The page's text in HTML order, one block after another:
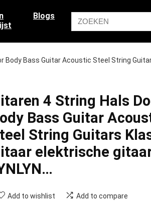
Blogs
Body Bass Guitar Acoustic Steel String
4 String Hals
Bass Guitar
String Guitars
elektrische
Add to wishlist Add to compare